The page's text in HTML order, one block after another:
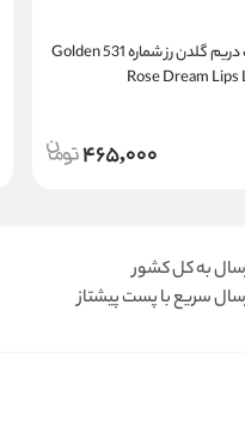
مداد لب دریم گلدن رز شماره 531 Golden
Rose Dream
465,000
به کل کشور
سریع با پست پیشتاز